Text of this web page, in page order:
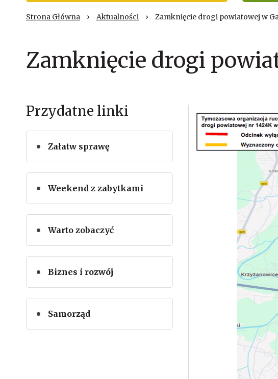
Strona Główna › Aktualności › Zamknięcie drogi powiatowej w
Zamknięcie drogi
Przydatne linki
Załatw sprawę
Weekend z zabytkami
Warto zobaczyć
Biznes i rozwój
Samorząd